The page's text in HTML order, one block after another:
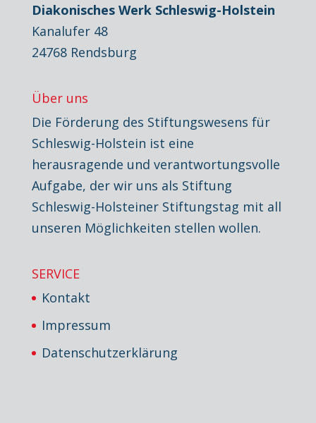
Diakonisches Werk Schleswig-Holstein
Kanalufer 48
24768 Rendsburg
Über uns
Die Förderung des Stiftungswesens für
Schleswig-Holstein ist eine
herausragende und verantwortungsvolle
Aufgabe, der wir uns als Stiftung
Schleswig-Holsteiner Stiftungstag mit all
unseren Möglichkeiten stellen wollen.
SERVICE
Kontakt
Impressum
Datenschutzerklärung